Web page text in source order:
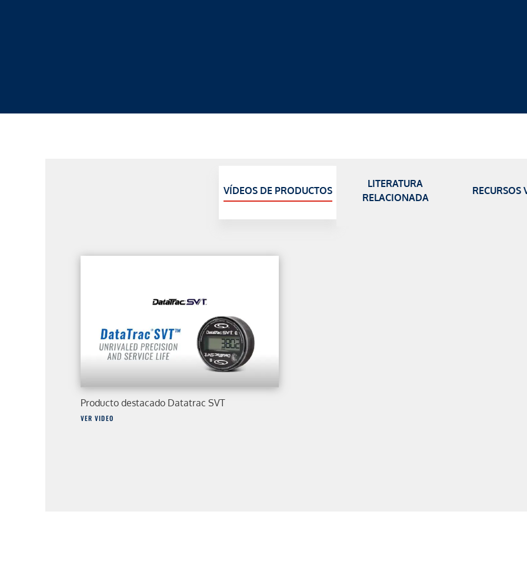
VÍDEOS DE PRODUCTOS
LITERATURA
RELACIONADA
RECURSOS
Producto destacado Datatrac SVT
VER VIDEO